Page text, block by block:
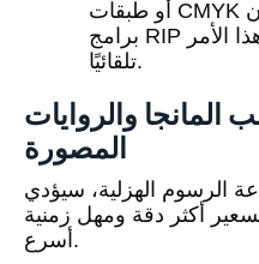
أو طبقات CMYK المتفاعلة، على الرغم من أن
برامج RIP الحديثة تعالج الكثير من هذا الأمر
تلقائيًا.
المانجا والروايات
المصورة
الرسوم الهزلية، سيؤدي
أكثر دقة ومهل زمنية
أسرع.